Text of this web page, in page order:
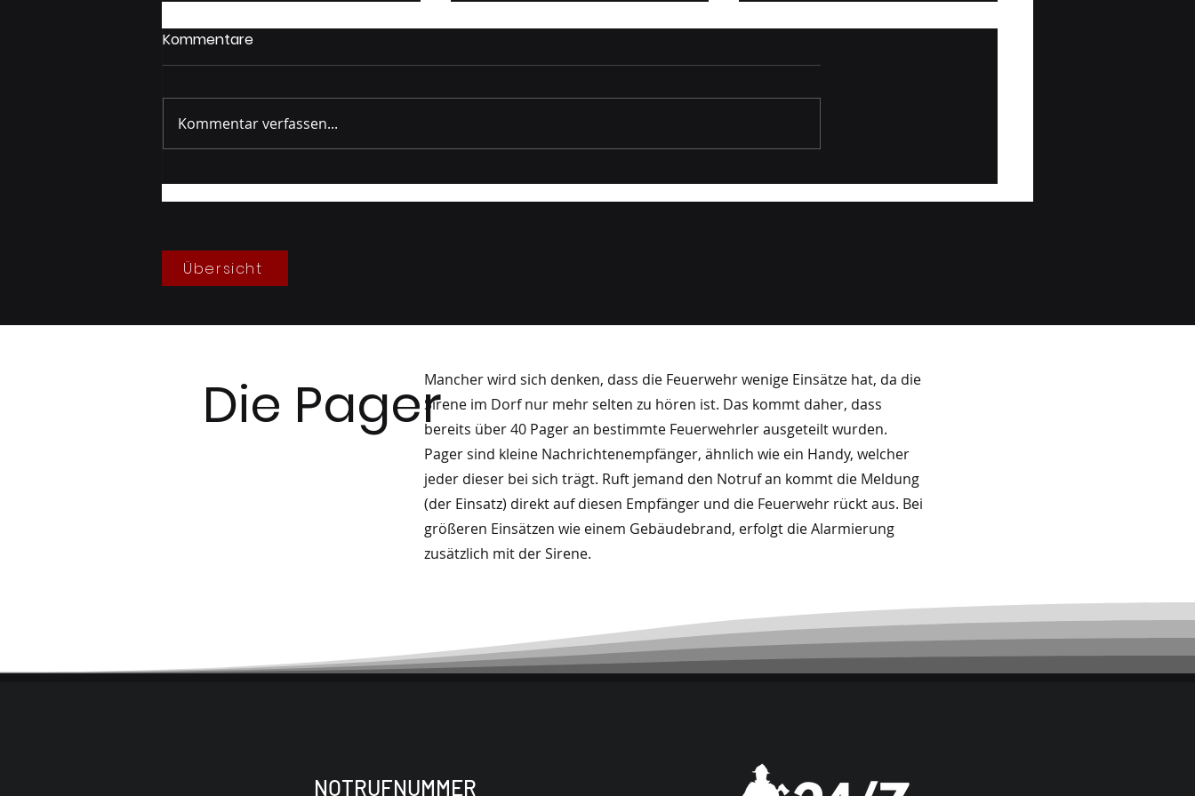
Gruppenprobe Berg
05/2026
Gruppenprobe Wöber
05/2026
Gruppenprobe Waibl
Besuch Leitstelle Tirol
Kommentare
Kommentar verfassen...
Übersicht
Die PagerMancher wird sich denken, dass die Feuerwehr wenige Einsätze hat, da die
Sirene im Dorf nur mehr selten zu hören ist. Das kommt daher, dass
bereits über 40 Pager an bestimmte Feuerwehrler ausgeteilt wurden.
Pager sind kleine Nachrichtenempfänger, ähnlich wie ein Handy, welcher
jeder dieser bei sich trägt. Ruft jemand den Notruf an kommt die Meldung
(der Einsatz) direkt auf diesen Empfänger und die Feuerwehr rückt aus. Bei
größeren Einsätzen wie einem Gebäudebrand, erfolgt die Alarmierung
zusätzlich mit der Sirene.
Kontakt
NOTRUFNUMMER